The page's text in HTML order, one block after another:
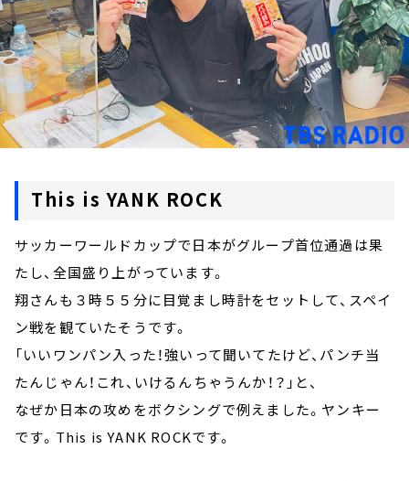
This is YANK ROCK
サッカーワールドカップで日本がグループ首位通過は果
たし、全国盛り上がっています。
翔さんも３時５５分に目覚まし時計をセットして、スペイ
ン戦を観ていたそうです。
「いいワンパン入った！強いって聞いてたけど、パンチ当
たんじゃん！これ、いけるんちゃうんか！？」と、
なぜか日本の攻めをボクシングで例えました。ヤンキー
です。This is YANK ROCKです。